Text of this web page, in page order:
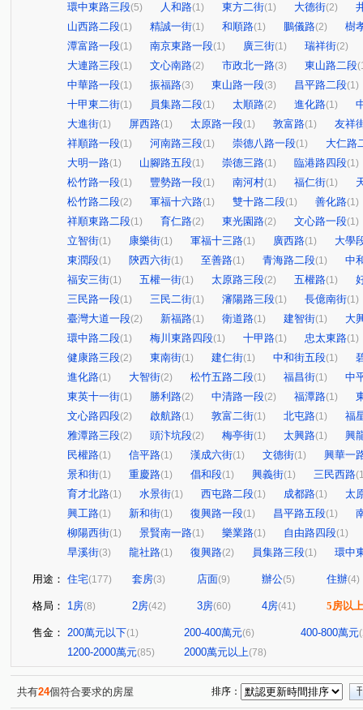
環中東路三段(5) 人和路(1) 東方二街(1) 大德街(2)
山西路二段(1) 精誠一街(1) 和順路(1) 鵬儀路(2)
樹
潭富路一段(1) 南京東路一段(1) 廣三街(1) 瑞祥街(2)
大連路三段(1) 文心南路(2) 市政北一路(3) 東山路二段
中華路一段(1) 振福路(3) 東山路一段(3) 昌平路二段(1)
十甲東二街(1) 員集路二段(1) 太順路(2) 進化路(1)
大進街(1) 屏西路(1) 太原路一段(1) 敦富路(1)
友祥
祥順路一段(1) 河南路三段(1) 崇德八路一段(1)
大仁路
大明一路(1) 山腳路五段(1) 崇德三路(1) 臨港路四段(1)
松竹路一段(1) 豐勢路一段(1) 南河村(1) 福仁街(1)
松竹路二段(2) 軍福十六路(1) 雙十路二段(1) 善化路(1)
祥順東路二段(1) 育仁路(2) 東光園路(2) 文心路一段(1)
立智街(1) 康樂街(1) 軍福十三路(1) 廣西路(1)
大學
東潤段(1) 陝西六街(1) 至善路(1) 青海路二段(1)
中
福安三街(1) 五權一街(1) 太原路三段(2) 五權路(1)
三民路一段(1) 三民二街(1) 瀋陽路三段(1) 長億南街(1)
臺灣大道一段(2) 新福路(1) 衛道路(1) 建智街(1)
大
環中路二段(1) 梅川東路四段(1) 十甲路(1) 忠太東路(1)
健康路三段(2) 東南街(1) 建仁街(1) 中和街五段(1)
進化路(1) 大智街(2) 松竹五路二段(1) 福昌街(1)
中
東英十一街(1) 勝利路(2) 中清路一段(2) 福潭路(1)
文心路四段(2) 啟航路(1) 敦富二街(1) 北屯路(1)
福
雅潭路三段(2) 頭汴坑段(2) 梅亭街(1) 太興路(1)
興
民權路(1) 信平路(1) 漢成六街(1) 文德街(1)
興華一
景和街(1) 重慶路(1) 倡和段(1) 興義街(1) 三民西路
育才北路(1) 水景街(1) 西屯路二段(1) 成都路(1)
太
興工路(1) 新和街(1) 復興路一段(1) 昌平路五段(1)
柳陽西街(1) 景賢南一路(1) 樂業路(1) 自由路四段(1)
旱溪街(3) 龍社路(1) 復興路(2) 員集路三段(1) 環中
用途： 住宅(177) 套房(3) 店面(9) 辦公(5) 住辦(4)
格局： 1房(8) 2房(42) 3房(60) 4房(41) 5房以上
售金： 200萬元以下(1) 200-400萬元(6) 400-800萬元
1200-2000萬元(85) 2000萬元以上(78)
共有24個符合要求的房屋 排序：